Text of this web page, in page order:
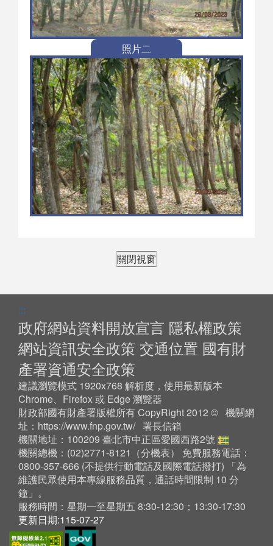
照片二
關閉視窗
:::
政府網站資料開放宣言 隱私權政策
網站資訊安全政策 交通位置 國有財
產署資通安全政策
建議瀏覽模式 1920x768 解析度，使用最新版本
Chrome、Firefox 或 Edge 瀏覽器
財政部國有財產署版權所有 CopyRight 2012 © 機關網
址： https://www.fnp.gov.tw/ 署長信箱
機關地址：100209 臺北市中正區愛國西路2號
機關總機：(02)2771-8121（分機表） 免費服務電話：
0800-357-666 (不提供行動電話及國際電話撥打) 「為
維護民眾使用本專線服務品質，通話時間限制 10 分
鐘」。
服務時間：星期一至星期五 8:30-12:30；13:30-17:30
更新日期:115-07-27